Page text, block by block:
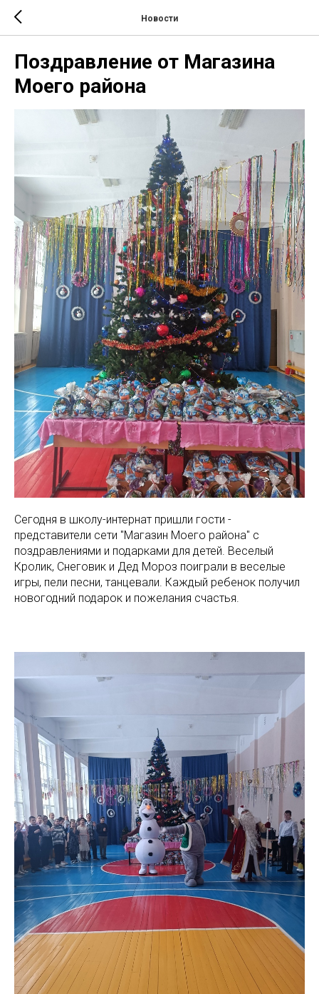
Новости
Поздравление от Магазина
Моего района
Сегодня в школу-интернат пришли гости -
представители сети "Магазин Моего района" с
поздравлениями и подарками для детей. Веселый
Кролик, Снеговик и Дед Мороз поиграли в веселые
игры, пели песни, танцевали. Каждый ребенок получил
новогодний подарок и пожелания счастья.